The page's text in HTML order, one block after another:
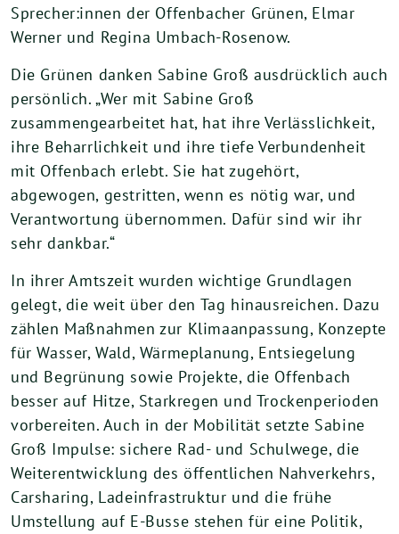
Sprecher:innen der Offenbacher Grünen, Elmar
Werner und Regina Umbach-Rosenow.
Die Grünen danken Sabine Groß ausdrücklich auch
persönlich. „Wer mit Sabine Groß
zusammengearbeitet hat, hat ihre Verlässlichkeit,
ihre Beharrlichkeit und ihre tiefe Verbundenheit
mit Offenbach erlebt. Sie hat zugehört,
abgewogen, gestritten, wenn es nötig war, und
Verantwortung übernommen. Dafür sind wir ihr
sehr dankbar.“
In ihrer Amtszeit wurden wichtige Grundlagen
gelegt, die weit über den Tag hinausreichen. Dazu
zählen Maßnahmen zur Klimaanpassung, Konzepte
für Wasser, Wald, Wärmeplanung, Entsiegelung
und Begrünung sowie Projekte, die Offenbach
besser auf Hitze, Starkregen und Trockenperioden
vorbereiten. Auch in der Mobilität setzte Sabine
Groß Impulse: sichere Rad- und Schulwege, die
Weiterentwicklung des öffentlichen Nahverkehrs,
Carsharing, Ladeinfrastruktur und die frühe
Umstellung auf E-Busse stehen für eine Politik,